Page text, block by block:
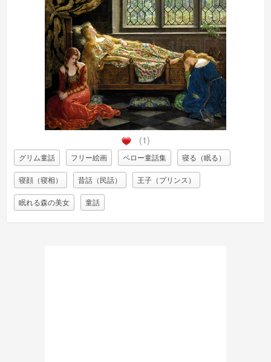
(1)
グリム童話 フリー絵画 ペロー童話集 寝る（眠る）
寝顔（寝相） 昔話（民話） 王子（プリンス）
眠れる森の美女 童話